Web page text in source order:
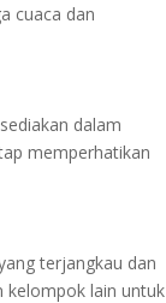
cuaca dan
dalam
memperhatikan
terjangkau dan
kelompok lain untuk